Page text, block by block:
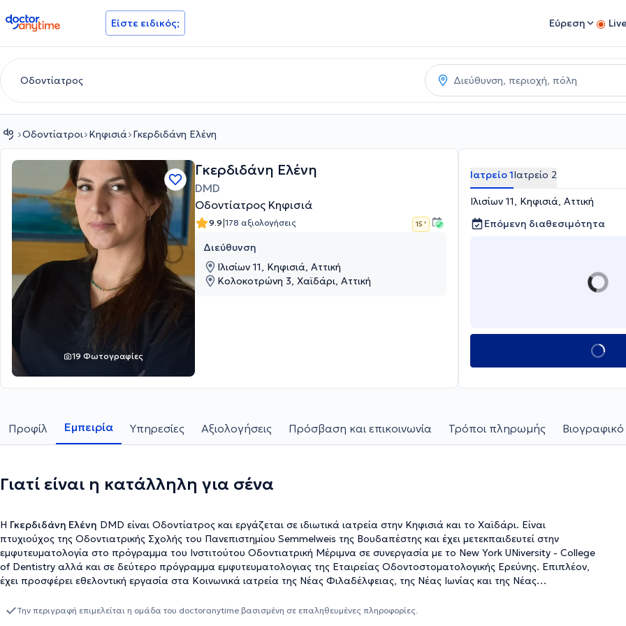
doctoranytime Είστε ειδικός; Εύρεση
Οδοντίατροι Κηφισιά Γκερδιδάνη Ελένη
19 Φωτογραφίες
Γκερδιδάνη Ελένη
DMD
Οδοντίατρος Κηφισιά
9.9|178 αξιολογήσεις 15 '
Διεύθυνση
Ιλισίων 11, Κηφισιά, Αττική
Κολοκοτρώνη 3, Χαϊδάρι, Αττική
Ιατρείο 1Ιατρείο 2
Ιλισίων 11, Κηφισιά, Αττική
Επόμενη διαθεσιμότητα
Προφίλ Εμπειρία Υπηρεσίες Αξιολογήσεις Πρόσβαση και επικοινωνία Τρόποι πληρωμής
Γιατί είναι η κατάλληλη για σένα
Η Γκερδιδάνη Ελένη DMD είναι Οδοντίατρος και εργάζεται σε ιδιωτικά ιατρεία στην Κηφισιά και το Χαϊδάρι. Είναι
πτυχιούχος της Οδοντιατρικής Σχολής του Πανεπιστημίου Semmelweis της Βουδαπέστης και έχει μετεκπαιδευτεί στην
εμφυτευματολογία στο πρόγραμμα του Ινστιτούτου Οδοντιατρική Μέριμνα σε συνεργασία με το New York UNiversity - College
of Dentistry αλλά και σε δεύτερο πρόγραμμα εμφυτευματολογιας της Εταιρείας Οδοντοστοματολογικής Ερεύνης. Επιπλέον,
έχει προσφέρει εθελοντική εργασία στα Κοινωνικά ιατρεία της Νέας Φιλαδέλφειας, της Νέας Ιωνίας και της Νέας
Την περιγραφή επιμελείται η ομάδα του doctoranytime βασισμένη σε επαληθευμένες πληροφορίες.